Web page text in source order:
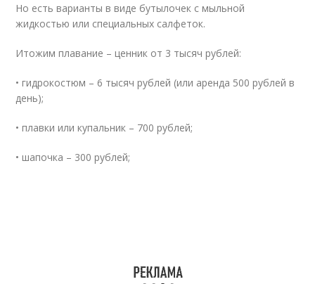
Но есть варианты в виде бутылочек с мыльной
жидкостью или специальных салфеток.
Итожим плавание – ценник от 3 тысяч рублей:
• гидрокостюм – 6 тысяч рублей (или аренда 500 рублей в
день);
• плавки или купальник – 700 рублей;
• шапочка – 300 рублей;